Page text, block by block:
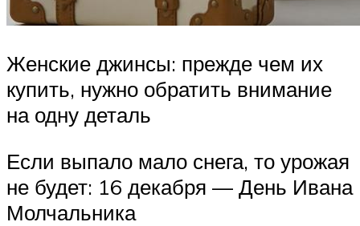
Женские джинсы: прежде чем их
купить, нужно обратить внимание
на одну деталь
Если выпало мало снега, то урожая
не будет: 16 декабря — День Ивана
Молчальника